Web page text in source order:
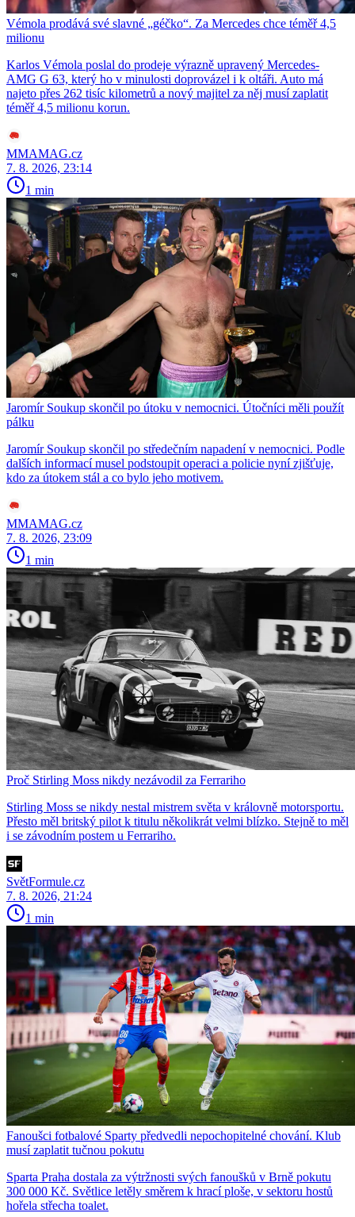
Vémola prodává své slavné „géčko“. Za Mercedes chce téměř 4,5
milionu
Karlos Vémola poslal do prodeje výrazně upravený Mercedes-
AMG G 63, který ho v minulosti doprovázel i k oltáři. Auto má
najeto přes 262 tisíc kilometrů a nový majitel za něj musí zaplatit
téměř 4,5 milionu korun.
MMAMAG.cz
7. 8. 2026, 23:14
1 min
Jaromír Soukup skončil po útoku v nemocnici. Útočníci měli použít
pálku
Jaromír Soukup skončil po středečním napadení v nemocnici. Podle
dalších informací musel podstoupit operaci a policie nyní zjišťuje,
kdo za útokem stál a co bylo jeho motivem.
MMAMAG.cz
7. 8. 2026, 23:09
1 min
Proč Stirling Moss nikdy nezávodil za Ferrariho
Stirling Moss se nikdy nestal mistrem světa v královně motorsportu.
Přesto měl britský pilot k titulu několikrát velmi blízko. Stejně to měl
i se závodním postem u Ferrariho.
SvětFormule.cz
7. 8. 2026, 21:24
1 min
Fanoušci fotbalové Sparty předvedli nepochopitelné chování. Klub
musí zaplatit tučnou pokutu
Sparta Praha dostala za výtržnosti svých fanoušků v Brně pokutu
300 000 Kč. Světlice letěly směrem k hrací ploše, v sektoru hostů
hořela střecha toalet.